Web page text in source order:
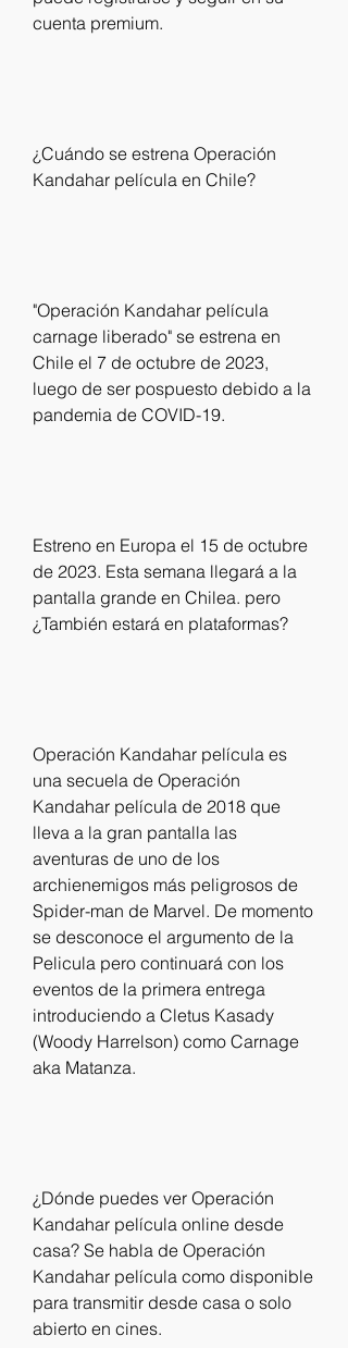
cuenta premium.
¿Cuándo se estrena Operación
Kandahar película en Chile?
"Operación Kandahar película
carnage liberado" se estrena en
Chile el 7 de octubre de 2023,
luego de ser pospuesto debido a la
pandemia de COVID-19.
Estreno en Europa el 15 de octubre
de 2023. Esta semana llegará a la
pantalla grande en Chilea. pero
¿También estará en plataformas?
Operación Kandahar película es
una secuela de Operación
Kandahar película de 2018 que
lleva a la gran pantalla las
aventuras de uno de los
archienemigos más peligrosos de
Spider-man de Marvel. De momento
se desconoce el argumento de la
Pelicula pero continuará con los
eventos de la primera entrega
introduciendo a Cletus Kasady
(Woody Harrelson) como Carnage
aka Matanza.
¿Dónde puedes ver Operación
Kandahar película online desde
casa? Se habla de Operación
Kandahar película como disponible
para transmitir desde casa o solo
abierto en cines.